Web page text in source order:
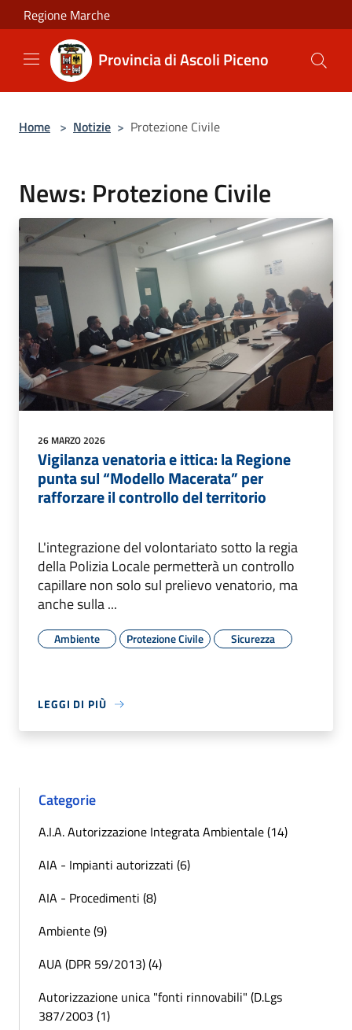
Salta al contenuto principale
Regione Marche
Provincia di Ascoli Piceno
Home > Notizie > Protezione Civile
News: Protezione Civile
26 MARZO 2026
Vigilanza venatoria e ittica: la Regione
punta sul “Modello Macerata” per
rafforzare il controllo del territorio
L'integrazione del volontariato sotto la regia
della Polizia Locale permetterà un controllo
capillare non solo sul prelievo venatorio, ma
anche sulla ...
Ambiente Protezione Civile Sicurezza
LEGGI DI PIÙ
Categorie
A.I.A. Autorizzazione Integrata Ambientale (14)
AIA - Impianti autorizzati (6)
AIA - Procedimenti (8)
Ambiente (9)
AUA (DPR 59/2013) (4)
Autorizzazione unica "fonti rinnovabili" (D.Lgs
387/2003 (1)